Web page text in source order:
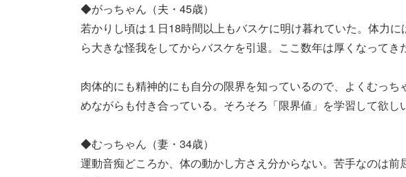
◆がっちゃん（夫・45歳）
若かりし頃は１日18時間以上もバスケに明け暮れていた。体力
ら大きな怪我をしてからバスケを引退。ここ数年は厚くなってき
肉体的にも精神的にも自分の限界を知っているので、よくむっ
めながらも付き合っている。そろそろ「限界値」を学習して欲し
◆むっちゃん（妻・34歳）
運動音痴どころか、体の動かし方さえ分からない。苦手なのは前